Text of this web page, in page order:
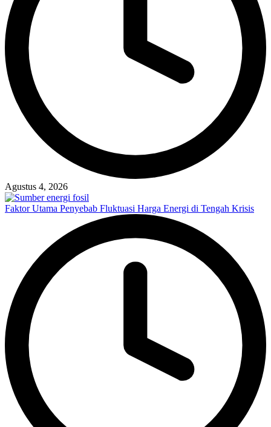
Agustus 4, 2026
Faktor Utama Penyebab Fluktuasi Harga Energi di Tengah Krisis